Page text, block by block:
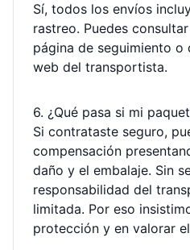
Sí, todos los envíos
rastreo. Puedes
página de seguimiento o
web del transportista.
6. ¿Qué pasa si mi
Si contrataste seguro,
compensación
daño y el embalaje. Sin
responsabilidad del
limitada. Por eso
protección y en valorar